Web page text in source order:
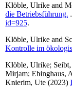
Klöble, Ulrike and
die Betriebsführung.
id=925.
Klöble, Ulrike and
Kontrolle im
Klöble, Ulrike;
Mirjam; Ebinghaus,
Knierim, Ute (2023)